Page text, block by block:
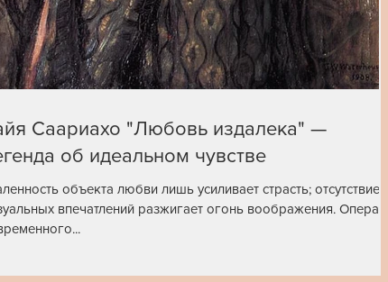
Саариахо "Любовь издалека" —
об идеальном чувстве
объекта любви лишь усиливает страсть; отсутствие
впечатлений разжигает огонь воображения. Опера